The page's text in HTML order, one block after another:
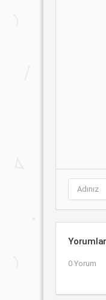
Yorumlar
0 Yorum